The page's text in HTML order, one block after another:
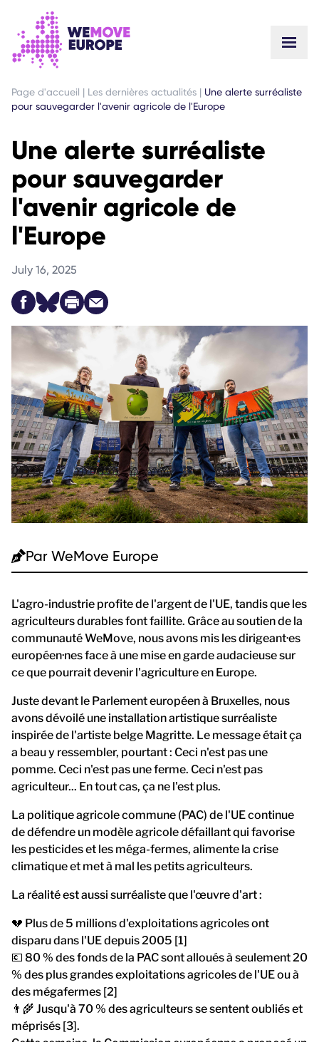
ALLER AU CONTENU PRINCIPAL
PASSER À LA NAVIGATION EN PIED DE PAGE
Page d'accueil | Les dernières actualités | Une alerte surréaliste
pour sauvegarder l'avenir agricole de l'Europe
Une alerte surréaliste
pour sauvegarder
l'avenir agricole de
l'Europe
July 16, 2025
Par WeMove Europe
L'agro-industrie profite de l'argent de l'UE, tandis que les
agriculteurs durables font faillite. Grâce au soutien de la
communauté WeMove, nous avons mis les dirigeant·es
européen·nes face à une mise en garde audacieuse sur
ce que pourrait devenir l'agriculture en Europe.
Juste devant le Parlement européen à Bruxelles, nous
avons dévoilé une installation artistique surréaliste
inspirée de l'artiste belge Magritte. Le message était ça
a beau y ressembler, pourtant : Ceci n'est pas une
pomme. Ceci n'est pas une ferme. Ceci n'est pas
agriculteur... En tout cas, ça ne l'est plus.
La politique agricole commune (PAC) de l'UE continue
de défendre un modèle agricole défaillant qui favorise
les pesticides et les méga-fermes, alimente la crise
climatique et met à mal les petits agriculteurs.
La réalité est aussi surréaliste que l'œuvre d'art :
💔 Plus de 5 millions d'exploitations agricoles ont
disparu dans l'UE depuis 2005 [1]
💶 80 % des fonds de la PAC sont alloués à seulement 20
% des plus grandes exploitations agricoles de l'UE ou à
des mégafermes [2]
👨‍🌾 Jusqu'à 70 % des agriculteurs se sentent oubliés et
méprisés [3].